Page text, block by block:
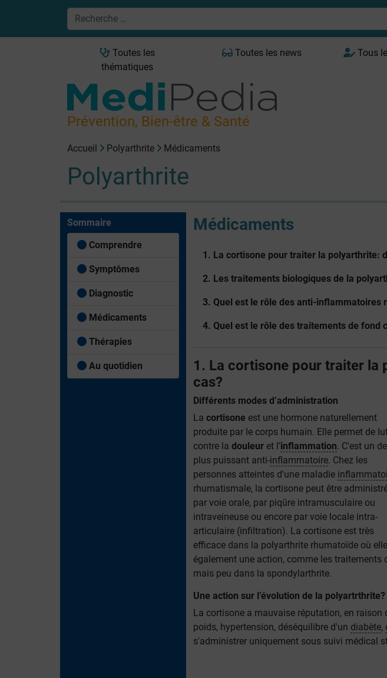
Toutes les
thématiques
Toutes les news Tous
Prévention, Bien-être & Santé
Accueil Polyarthrite Médicaments
Polyarthrite
Sommaire
Comprendre
Symptômes
Diagnostic
Médicaments
Thérapies
Au quotidien
Médicaments
1. La cortisone pour traiter la polyarthrite:
2. Les traitements biologiques de la
3. Quel est le rôle des anti-inflammatoires
4. Quel est le rôle des traitements de fond
1. La cortisone pour traiter la
cas?
Différents modes d’administration
La cortisone est une hormone naturellement
produite par le corps humain. Elle permet de
contre la douleuret l’inflammation. C'est un
plus puissant anti-inflammatoire. Chez les
personnes atteintes d'une maladie
rhumatismale, la cortisone peut être
par voie orale, par piqûre intramusculaire ou
intraveineuse ou encore par voie locale intra-
articulaire (infiltration). La cortisone est très
efficace dans la polyarthrite rhumatoïde où
également une action, comme les
mais peu dans la spondylarthrite.
Une action sur l’évolution de la polyartrthrite?
La cortisone a mauvaise réputation, en raison
poids, hypertension, déséquilibre d'un diabète,
s'administrer uniquement sous suivi médical